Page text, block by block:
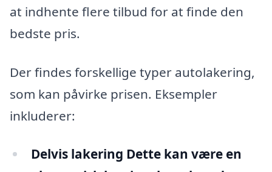
at indhente flere tilbud for at finde den
bedste pris.
Der findes forskellige typer autolakering,
som kan påvirke prisen. Eksempler
inkluderer:
Delvis lakering Dette kan være en